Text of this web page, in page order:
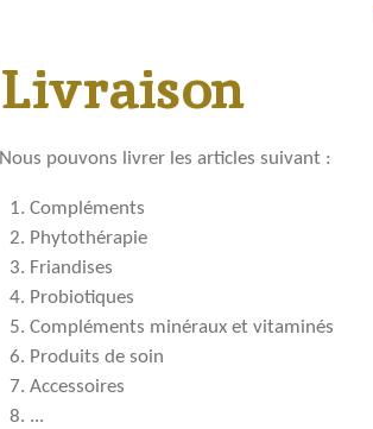
Livraison
Nous pouvons livrer les articles suivant :
Compléments
Phytothérapie
Friandises
Probiotiques
Compléments minéraux et vitaminés
Produits de soin
Accessoires
...